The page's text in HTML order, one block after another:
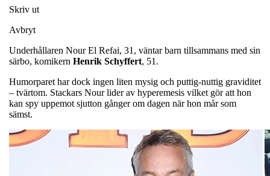
Skriv ut
Avbryt
Underhållaren Nour El Refai, 31, väntar barn tillsammans med sin
särbo, komikern Henrik Schyffert, 51.
Humorparet har dock ingen liten mysig och puttig-nuttig graviditet
– tvärtom. Stackars Nour lider av hyperemesis vilket gör att hon
kan spy uppemot sjutton gånger om dagen när hon mår som
sämst.